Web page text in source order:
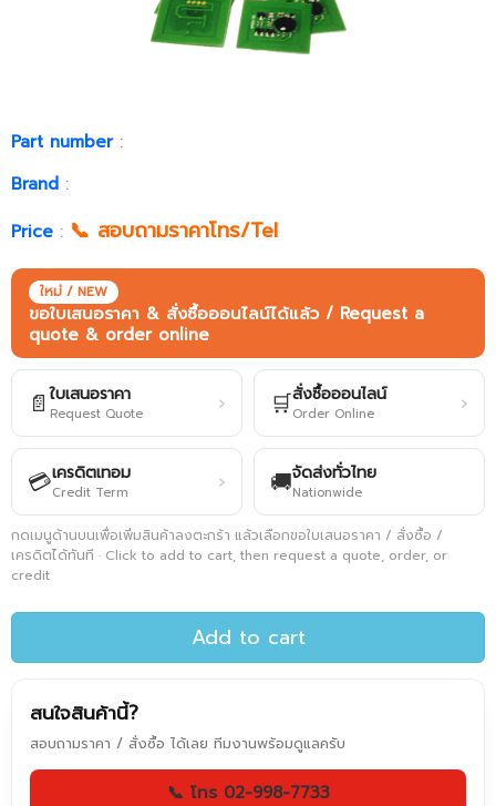
Part number:
Brand :
Price : 📞 สอบถามราคาโทร/Tel
ใหม่ / NEW
ขอใบเสนอราคา & สั่งซื้อออนไลน์ได้แล้ว / Request a
quote & order online
📄 ใบเสนอราคา
Request Quote › 🛒สั่งซื้อออนไลน์
Order Online ›
💳เครดิตเทอม
Credit Term › 🚚จัดส่งทั่วไทย
Nationwide
กดเมนูด้านบนเพื่อเพิ่มสินค้าลงตะกร้า แล้วเลือกขอใบเสนอราคา / สั่งซื้อ /
เครดิตได้ทันที · Click to add to cart, then request a quote, order, or
credit
Add to cart
สนใจสินค้านี้?
สอบถามราคา / สั่งซื้อ ได้เลย ทีมงานพร้อมดูแลครับ
📞 โทร 02-998-7733